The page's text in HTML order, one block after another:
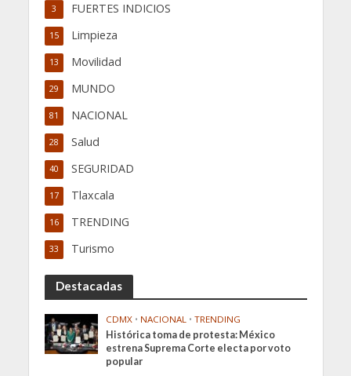
FUERTES INDICIOS
3
Limpieza
15
Movilidad
13
MUNDO
29
NACIONAL
81
Salud
28
SEGURIDAD
40
Tlaxcala
17
TRENDING
16
Turismo
33
Destacadas
CDMX • NACIONAL • TRENDING
Histórica toma de protesta: México
estrena Suprema Corte electa por voto
popular